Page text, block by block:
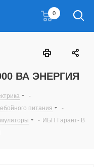
0
ВА ЭНЕРГИЯ
-
питания
-
- ИБП Гарант- В